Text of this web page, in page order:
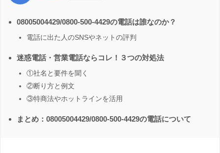
08005004429/0800-500-4429の電話は誰なのか？
電話に出た人のSNSやネットの評判
迷惑電話・営業電話ならコレ！３つの対処法
①社名と要件を聞く
②断り方と例文
③特商法やホットラインを活用
まとめ：08005004429/0800-500-4429の電話について